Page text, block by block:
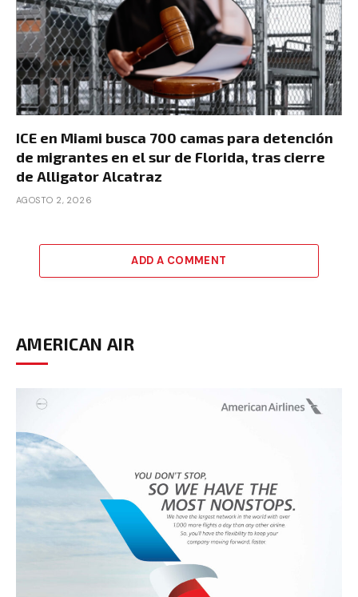
ICE en Miami busca 700 camas para detención
de migrantes en el sur de Florida, tras cierre
de Alligator Alcatraz
AGOSTO 2, 2026
ADD A COMMENT
AMERICAN AIR